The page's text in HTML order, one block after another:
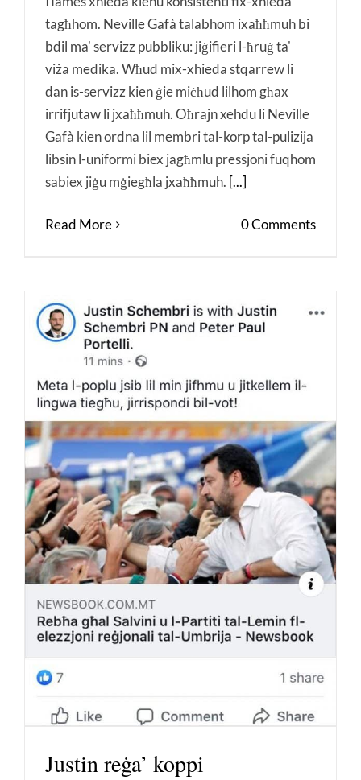
tagħhom. Neville Gafà talabhom ixaħħmuh bi
bdil ma' servizz pubbliku: jiġifieri l-ħruġ ta'
viża medika. Wħud mix-xhieda stqarrew li
dan is-servizz kien ġie miċħud lilhom għax
irrifjutaw li jxaħħmuh. Oħrajn xehdu li Neville
Gafà kien ordna lil membri tal-korp tal-pulizija
libsin l-uniformi biex jagħmlu pressjoni fuqhom
sabiex jiġu mġiegħla jxaħħmuh. [...]
Read More 0 Comments
Justin reġa’ koppi